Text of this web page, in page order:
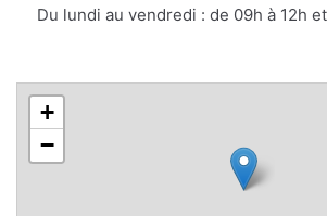
mail
Du lundi au vendredi : de 09h à 12h
+
−